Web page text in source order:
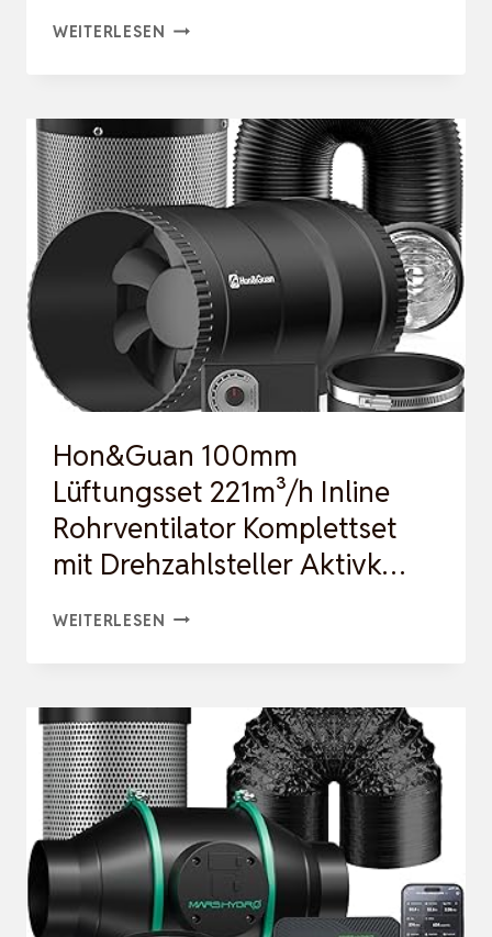
WEITERLESEN ECO
–
LÜFTER
MIT
FEUCHTIGKEITSSENSOR
–
DEZENTRALE
WOHNRAUMLÜFTUNG
MIT
WÄRMERÜC…
Hon&Guan 100mm
Lüftungsset 221m³/h Inline
Rohrventilator Komplettset
mit Drehzahlsteller Aktivk…
WEITERLESEN HON&GUAN
221M³/H
INLINE
ROHRVENTILATOR
KOMPLETTSET
MIT
DREHZAHLSTELLER
AKTIVK…